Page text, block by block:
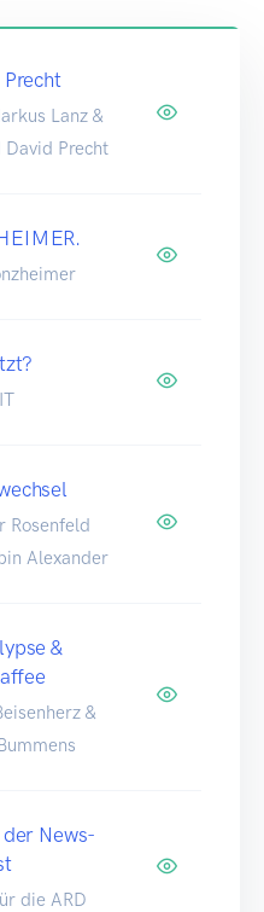
Precht
Lanz &
David Precht
Rosenfeld
Alexander
&
&
News-
die ARD